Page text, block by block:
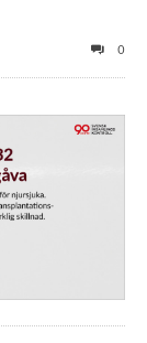
0